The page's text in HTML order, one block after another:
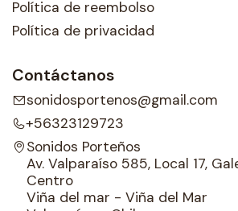
Política de reembolso
Política de privacidad
Contáctanos
sonidosportenos@gmail.com
+56323129723
Sonidos Porteños
Av. Valparaíso 585, Local 17,
Centro
Viña del mar - Viña del Mar